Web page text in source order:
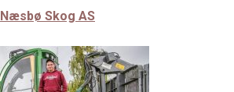
Næsbø Skog AS